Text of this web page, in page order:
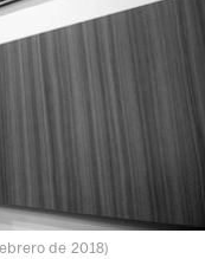
de 2018)